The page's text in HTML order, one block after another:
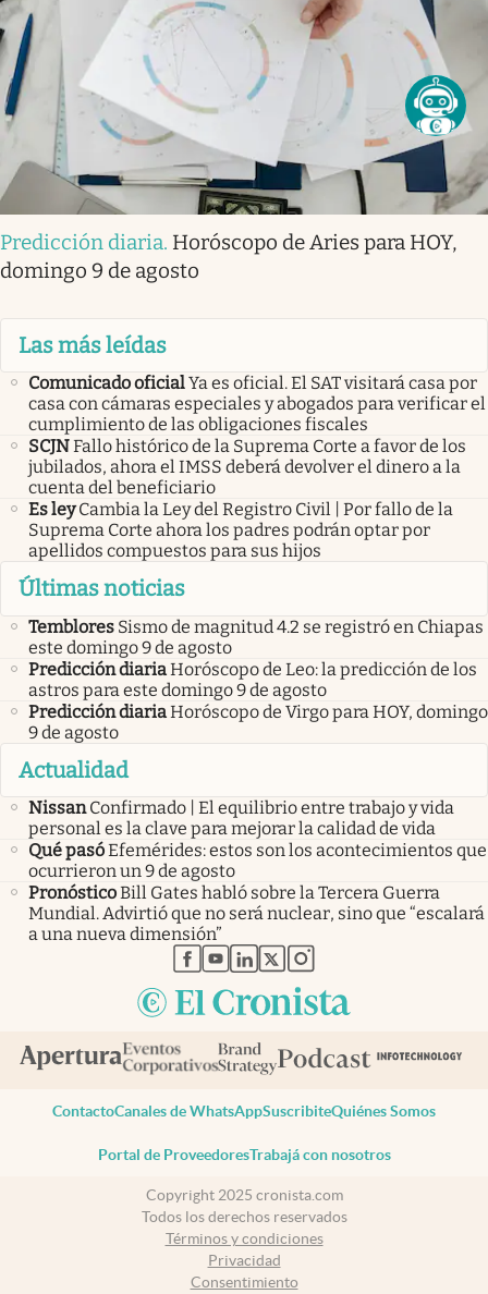
Predicción diaria. Horóscopo de Aries para HOY,
domingo 9 de agosto
Las más leídas
Comunicado oficialYa es oficial. El SAT visitará casa por
casa con cámaras especiales y abogados para verificar el
cumplimiento de las obligaciones fiscales
SCJNFallo histórico de la Suprema Corte a favor de los
jubilados, ahora el IMSS deberá devolver el dinero a la
cuenta del beneficiario
Es ley Cambia la Ley del Registro Civil | Por fallo de la
Suprema Corte ahora los padres podrán optar por
apellidos compuestos para sus hijos
Últimas noticias
Temblores Sismo de magnitud 4.2 se registró en Chiapas
este domingo 9 de agosto
Predicción diariaHoróscopo de Leo: la predicción de los
astros para este domingo 9 de agosto
Predicción diariaHoróscopo de Virgo para HOY, domingo
9 de agosto
Actualidad
Nissan Confirmado | El equilibrio entre trabajo y vida
personal es la clave para mejorar la calidad de vida
Qué pasóEfemérides: estos son los acontecimientos que
ocurrieron un 9 de agosto
PronósticoBill Gates habló sobre la Tercera Guerra
Mundial. Advirtió que no será nuclear, sino que “escalará
a una nueva dimensión”
abre en nueva pestaña
abre en nueva pestaña
abre en nueva pestaña
abre en nueva pestaña
abre en nueva pestaña
ContactoCanales de WhatsAppSuscribiteQuiénes Somos
Portal de ProveedoresTrabajá con nosotros
Copyright 2025 cronista.com
Todos los derechos reservados
Términos y condiciones
Privacidad
Consentimiento